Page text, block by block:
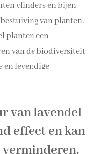
vlinders en bijen
van planten.
planten een
van de biodiversiteit
en levendige
van lavendel
effect en kan
verminderen.